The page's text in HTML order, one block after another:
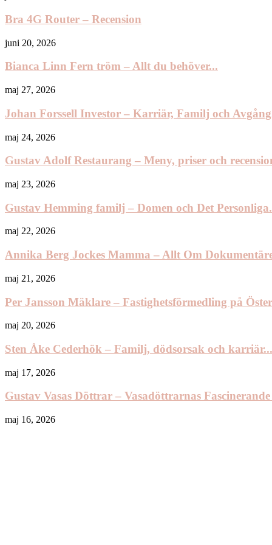
Bra 4G Router – Recension
juni 20, 2026
Bianca Linn Fern tröm – Allt du behöver...
maj 27, 2026
Johan Forssell Investor – Karriär, Familj och
maj 24, 2026
Gustav Adolf Restaurang – Meny, priser och
maj 23, 2026
Gustav Hemming familj – Domen och Det
maj 22, 2026
Annika Berg Jockes Mamma – Allt Om
maj 21, 2026
Per Jansson Mäklare – Fastighetsförmedling på
maj 20, 2026
Sten Åke Cederhök – Familj, dödsorsak och karriär...
maj 17, 2026
Gustav Vasas Döttrar – Vasadöttrarnas
maj 16, 2026